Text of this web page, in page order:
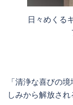
日々めくる
「清浄な喜びの
しみから解放され